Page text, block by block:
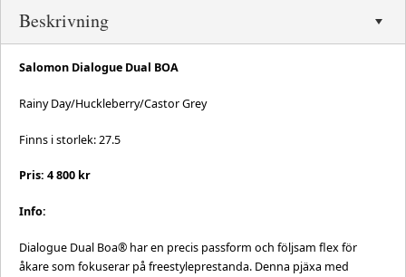
Beskrivning
Salomon Dialogue Dual BOA
Rainy Day/Huckleberry/Castor Grey
Finns i storlek: 27.5
Pris: 4 800 kr
Info:
Dialogue Dual Boa® har en precis passform och följsam flex för
åkare som fokuserar på freestyleprestanda. Denna pjäxa med